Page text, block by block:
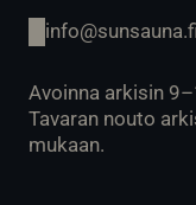
info@sunsauna.fi
Avoinna arkisin
Tavaran nouto
mukaan.